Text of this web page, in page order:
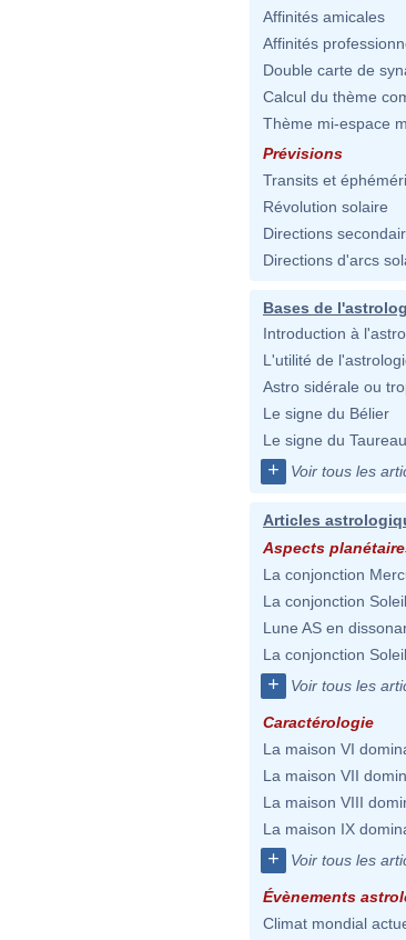
Affinités amicales
Affinités
Double carte de
Calcul du thème
Thème mi-espace
Prévisions
Transits et
Révolution solaire
Directions
Directions d'arcs
Bases de
Introduction à
L'utilité de
Astro sidérale ou
Le signe du Bélier
Le signe du Taureau
+ Voir tous les
Articles
Aspects
La conjonction
La conjonction
Lune AS en
La conjonction
+ Voir tous les
Caractérologie
La maison VI
La maison VII
La maison VIII
La maison IX
+ Voir tous les
Évènements
Climat mondial